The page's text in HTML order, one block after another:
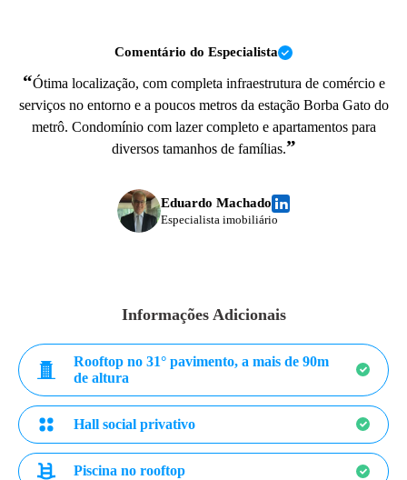
Comentário do Especialista
“Ótima localização, com completa infraestrutura de comércio e
serviços no entorno e a poucos metros da estação Borba Gato do
metrô. Condomínio com lazer completo e apartamentos para
diversos tamanhos de famílias.”
Eduardo Machado
Especialista imobiliário
Informações Adicionais
Rooftop no 31° pavimento, a mais de 90m
de altura
Hall social privativo
Piscina no rooftop